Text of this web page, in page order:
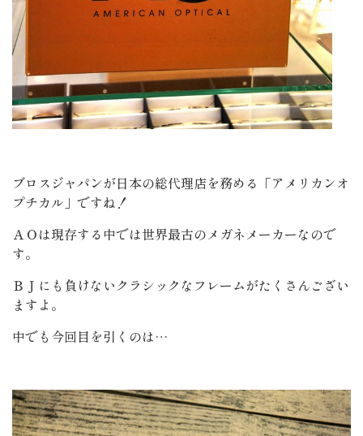
ブロスジャパンが日本の総代理店を務める「アメリカンオ
プチカル」ですね！
ＡＯは現存する中では世界最古のメガネメーカーなので
す。
ＢＪにも負けないクラシックなフレームがたくさんござい
ますよ。
中でも今回目を引くのは…